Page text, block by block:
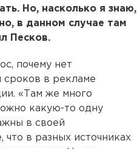
Но, насколько я знаю,
в данном случае там
Песков.
почему нет
сроков в рекламе
«Там же много
какую-то одну
в своей
что в разных источниках